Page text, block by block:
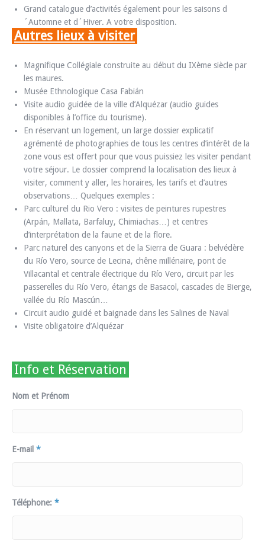
Grand catalogue d’activités également pour les saisons d
´Automne et d´Hiver. A votre disposition.
Autres lieux à visiter
Magnifique Collégiale construite au début du IXème siècle par
les maures.
Musée Ethnologique Casa Fabián
Visite audio guidée de la ville d’Alquézar (audio guides
disponibles à l’office du tourisme).
En réservant un logement, un large dossier explicatif
agrémenté de photographies de tous les centres d’intérêt de la
zone vous est offert pour que vous puissiez les visiter pendant
votre séjour. Le dossier comprend la localisation des lieux à
visiter, comment y aller, les horaires, les tarifs et d’autres
observations… Quelques exemples :
Parc culturel du Rio Vero : visites de peintures rupestres
(Arpán, Mallata, Barfaluy, Chimiachas…) et centres
d’interprétation de la faune et de la flore.
Parc naturel des canyons et de la Sierra de Guara : belvédère
du Río Vero, source de Lecina, chêne millénaire, pont de
Villacantal et centrale électrique du Río Vero, circuit par les
passerelles du Río Vero, étangs de Basacol, cascades de Bierge,
vallée du Río Mascún…
Circuit audio guidé et baignade dans les Salines de Naval
Visite obligatoire d’Alquézar
Info et Réservation
Nom et Prénom
E-mail *
Téléphone: *